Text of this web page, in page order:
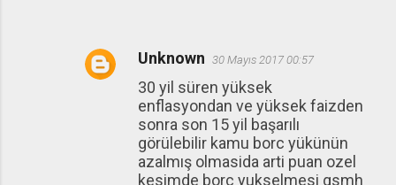
Unknown 30 Mayıs 2017 00:57
30 yil süren yüksek
enflasyondan ve yüksek faizden
sonra son 15 yil başarılı
görülebilir kamu borc yükünün
azalmış olmasida arti puan ozel
kesimde borc yukselmesi gsmh